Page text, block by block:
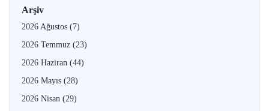
Arşiv
2026 Ağustos (7)
2026 Temmuz (23)
2026 Haziran (44)
2026 Mayıs (28)
2026 Nisan (29)